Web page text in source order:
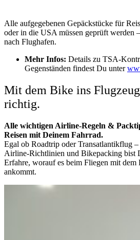
Alle aufgegebenen Gepäckstücke für
oder in die USA müssen geprüft werden
nach Flughafen.
Mehr Infos: Details zu TSA-
Gegenständen findest Du unter
Mit dem Bike ins
richtig.
Alle wichtigen Airline-Regeln &
Reisen mit Deinem Fahrrad.
Egal ob Roadtrip oder Transatlantikflug
Airline-Richtlinien und Bikepacking bist
Erfahre, worauf es beim Fliegen mit
ankommt.